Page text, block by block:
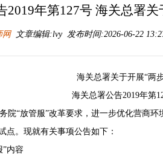
2019年第127号 海关总署
网文章编辑:lvy 发布时间:2026-06-22
海关总署关于开展“两
海关总署公告2019
“放管服”改革要求，进一步优化营商环
点。现就有关事项公告如下：
内容